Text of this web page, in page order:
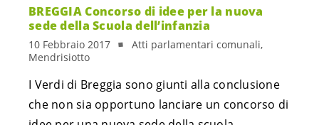
BREGGIA Concorso di idee per la nuova
sede della Scuola dell’infanzia
10 Febbraio 2017
Atti parlamentari comunali,
Mendrisiotto
I Verdi di Breggia sono giunti alla conclusione
che non sia opportuno lanciare un concorso di